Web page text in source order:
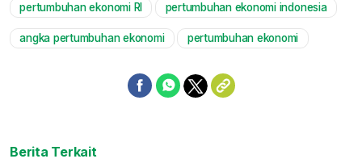
Mute
pertumbuhan ekonomi RI pertumbuhan ekonomi indonesia
angka pertumbuhan ekonomi pertumbuhan ekonomi
Berita Terkait